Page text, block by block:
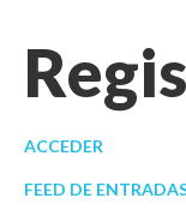
ACCEDER
FEED DE